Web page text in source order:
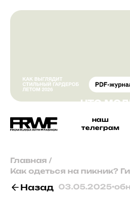
наш
телеграм
Главная /
Как одеться на пикник?
Назад 03.05.2025•